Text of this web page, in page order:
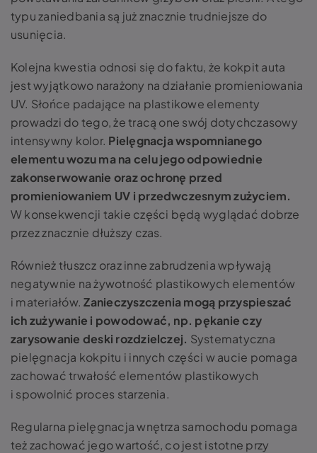
typu zaniedbania są już znacznie trudniejsze do
usunięcia.
Kolejna kwestia odnosi się do faktu, że kokpit auta
jest wyjątkowo narażony na działanie promieniowania
UV. Słońce padające na plastikowe elementy
prowadzi do tego, że tracą one swój dotychczasowy
intensywny kolor. Pielęgnacja wspomnianego
elementu wozu ma na celu jego odpowiednie
zakonserwowanie oraz ochronę przed
promieniowaniem UV i przedwczesnym zużyciem.
W konsekwencji takie części będą wyglądać dobrze
przez znacznie dłuższy czas.
Również tłuszcz oraz inne zabrudzenia wpływają
negatywnie na żywotność plastikowych elementów
i materiałów.Zanieczyszczenia mogą przyspieszać
ich zużywanie i powodować, np. pękanie czy
zarysowanie deski rozdzielczej. Systematyczna
pielęgnacja kokpitu i innych części w aucie pomaga
zachować trwałość elementów plastikowych
i spowolnić proces starzenia.
Regularna pielęgnacja wnętrza samochodu pomaga
też zachować jego wartość, co jest istotne przy